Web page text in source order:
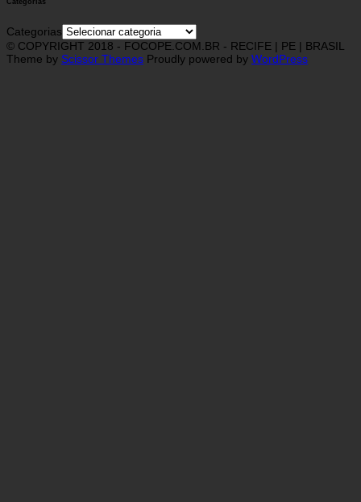
Categorias
Categorias
© COPYRIGHT 2018 - FOCOPE.COM.BR - RECIFE | PE | BRASIL
Theme by Scissor Themes Proudly powered by WordPress